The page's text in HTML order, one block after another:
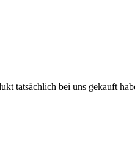
tatsächlich bei uns gekauft